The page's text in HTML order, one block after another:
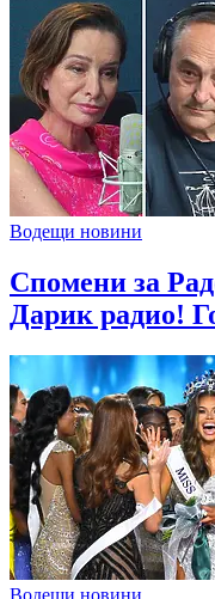
Водещи новини
Спомени за
Дарик радио!
Водещи новини